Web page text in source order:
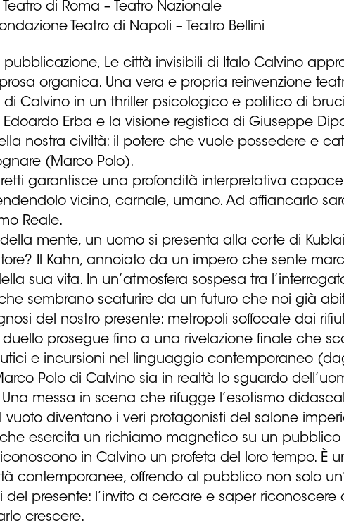
di Roma – Teatro Nazionale
Teatro di Napoli – Teatro Bellini
Le città invisibili di Italo Calvino
organica. Una vera e propria reinvenzione
di Calvino in un thriller psicologico e politico di
Edoardo Erba e la visione registica di Giuseppe
nostra civiltà: il potere che vuole possedere e
(Marco Polo).
garantisce una profondità interpretativa
vicino, carnale, umano. Ad affiancarlo
Reale.
mente, un uomo si presenta alla corte di
Il Kahn, annoiato da un impero che sente
sua vita. In un’atmosfera sospesa tra
sembrano scaturire da un futuro che noi già
del nostro presente: metropoli soffocate dai
prosegue fino a una rivelazione finale che
e incursioni nel linguaggio contemporaneo
Polo di Calvino sia in realtà lo sguardo
messa in scena che rifugge l’esotismo
diventano i veri protagonisti del salone
esercita un richiamo magnetico su un
in Calvino un profeta del loro tempo. È
contemporanee, offrendo al pubblico non solo
presente: l’invito a cercare e saper riconoscere
crescere.